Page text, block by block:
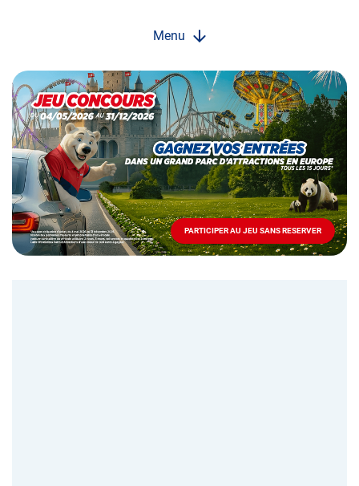
Menu
Opération
spéciale
Mai
-
Décembre
2026
Locations
PARTICIPER AU JEU SANS RESERVER
PARTICIPER
AU
JEU